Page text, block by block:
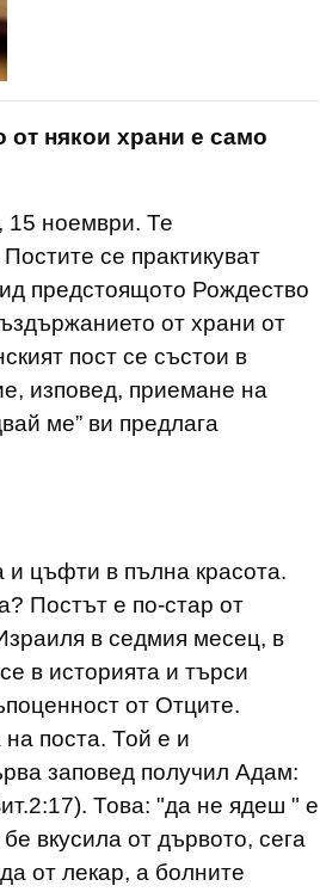
някои храни е само
15 ноември. Те
се практикуват
предстоящото Рождество
от храни от
пост се състои в
изповед, приемане на
ме” ви предлага
и цъфти в пълна красота.
Постът е по-стар от
в седмия месец, в
в историята и търси
от Отците.
поста. Той е и
заповед получил Адам:
Това: "да не ядеш " е
вкусила от дървото, сега
от лекар, а болните